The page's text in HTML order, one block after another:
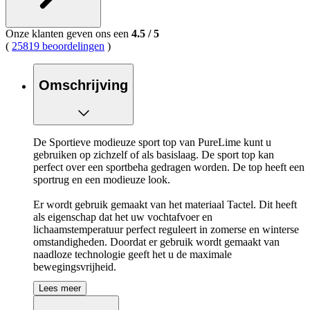
Onze klanten geven ons een 4.5 /5
( 25819 beoordelingen )
Omschrijving
De Sportieve modieuze sport top van PureLime kunt u
gebruiken op zichzelf of als basislaag. De sport top kan
perfect over een sportbeha gedragen worden. De top heeft een
sportrug en een modieuze look.
Er wordt gebruik gemaakt van het materiaal Tactel. Dit heeft
als eigenschap dat het uw vochtafvoer en
lichaamstemperatuur perfect reguleert in zomerse en winterse
omstandigheden. Doordat er gebruik wordt gemaakt van
naadloze technologie geeft het u de maximale
bewegingsvrijheid.
- Tactel stof
Lees meer